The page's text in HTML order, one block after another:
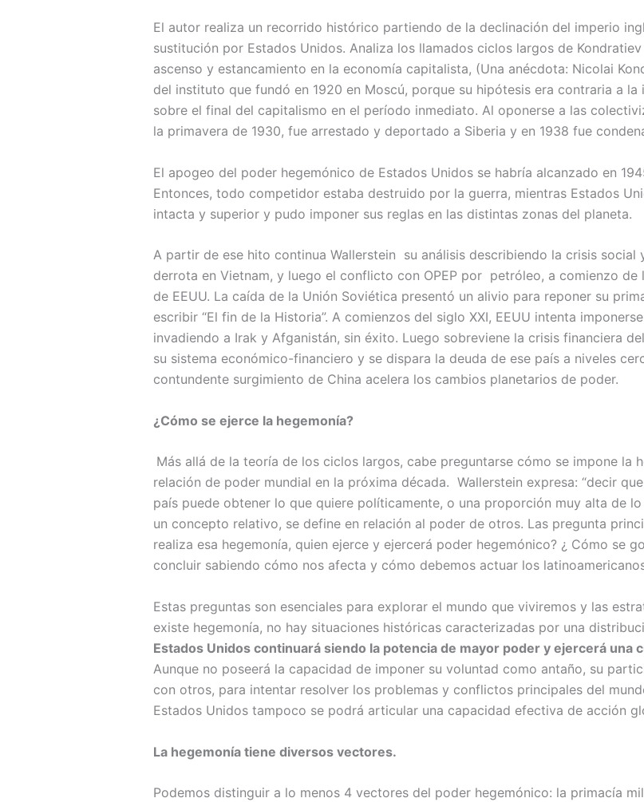
El autor realiza un recorrido histórico partiendo de la declinación del imperio
sustitución por Estados Unidos. Analiza los llamados ciclos largos de
ascenso y estancamiento en la economía capitalista, (Una anécdota: Nicolai
del instituto que fundó en 1920 en Moscú, porque su hipótesis era contraria a
sobre el final del capitalismo en el período inmediato. Al oponerse a las
la primavera de 1930, fue arrestado y deportado a Siberia y en 1938 fue
El apogeo del poder hegemónico de Estados Unidos se habría alcanzado en
Entonces, todo competidor estaba destruido por la guerra, mientras Estados
intacta y superior y pudo imponer sus reglas en las distintas zonas del planeta.
A partir de ese hito continua Wallerstein su análisis describiendo la crisis social
derrota en Vietnam, y luego el conflicto con OPEP por petróleo, a comienzo de
de EEUU. La caída de la Unión Soviética presentó un alivio para reponer su
escribir “El fin de la Historia”. A comienzos del siglo XXI, EEUU intenta
invadiendo a Irak y Afganistán, sin éxito. Luego sobreviene la crisis financiera
su sistema económico-financiero y se dispara la deuda de ese país a niveles
contundente surgimiento de China acelera los cambios planetarios de poder.
¿Cómo se ejerce la hegemonía?
Más allá de la teoría de los ciclos largos, cabe preguntarse cómo se impone la
relación de poder mundial en la próxima década. Wallerstein expresa: “decir
país puede obtener lo que quiere políticamente, o una proporción muy alta de
un concepto relativo, se define en relación al poder de otros. Las pregunta
realiza esa hegemonía, quien ejerce y ejercerá poder hegemónico? ¿ Cómo se
concluir sabiendo cómo nos afecta y cómo debemos actuar los
Estas preguntas son esenciales para explorar el mundo que viviremos y las
existe hegemonía, no hay situaciones históricas caracterizadas por una
Estados Unidos continuará siendo la potencia de mayor poder y ejercerá una
Aunque no poseerá la capacidad de imponer su voluntad como antaño, su
con otros, para intentar resolver los problemas y conflictos principales del
Estados Unidos tampoco se podrá articular una capacidad efectiva de acción
La hegemonía tiene diversos vectores.
Podemos distinguir a lo menos 4 vectores del poder hegemónico: la primacía